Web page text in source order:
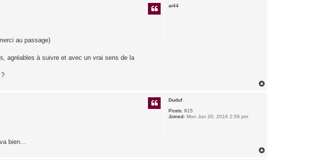
ar44
au passage)
agréables à suivre et avec un vrai sens de la
Duduf
Posts: 915
Joined: Mon Jun 20, 2016 2:59 pm
bien...